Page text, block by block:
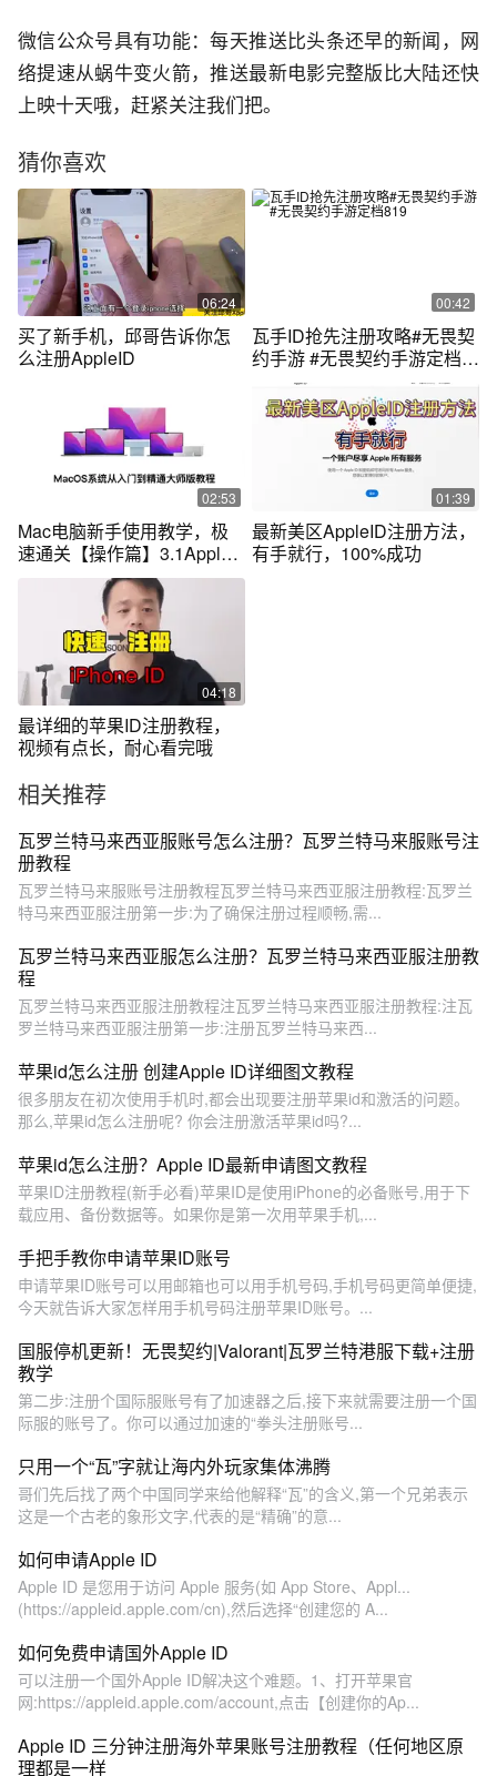
微信公众号具有功能：每天推送比头条还早的新闻，网
络提速从蜗牛变火箭，推送最新电影完整版比大陆还快
上映十天哦，赶紧关注我们把。
猜你喜欢
06:24
买了新手机，邱哥告诉你怎
么注册AppleID
00:42
瓦手ID抢先注册攻略#无畏契
约手游 #无畏契约手游定档
02:53
Mac电脑新手使用教学，极
速通关【操作篇】3.1Apple
ID注册 #电脑
01:39
最新美区AppleID注册方法，
有手就行，100%成功
04:18
最详细的苹果ID注册教程，
视频有点长，耐心看完哦
相关推荐
瓦罗兰特马来西亚服账号怎么注册？瓦罗兰特马来服账号注
册教程
瓦罗兰特马来服账号注册教程瓦罗兰特马来西亚服注册教程:瓦罗兰
特马来西亚服注册第一步:为了确保注册过程顺畅,需...
瓦罗兰特马来西亚服怎么注册？瓦罗兰特马来西亚服注册教
程
瓦罗兰特马来西亚服注册教程注瓦罗兰特马来西亚服注册教程:注瓦
罗兰特马来西亚服注册第一步:注册瓦罗兰特马来西...
苹果id怎么注册 创建Apple ID详细图文教程
很多朋友在初次使用手机时,都会出现要注册苹果id和激活的问题。
那么,苹果id怎么注册呢? 你会注册激活苹果id吗?...
苹果id怎么注册？Apple ID最新申请图文教程
苹果ID注册教程(新手必看)苹果ID是使用iPhone的必备账号,用于下
载应用、备份数据等。如果你是第一次用苹果手机,...
手把手教你申请苹果ID账号
申请苹果ID账号可以用邮箱也可以用手机号码,手机号码更简单便捷,
今天就告诉大家怎样用手机号码注册苹果ID账号。...
国服停机更新！无畏契约|Valorant|瓦罗兰特港服下载+注册
教学
第二步:注册个国际服账号有了加速器之后,接下来就需要注册一个国
际服的账号了。你可以通过加速的“拳头注册账号...
只用一个“瓦”字就让海内外玩家集体沸腾
哥们先后找了两个中国同学来给他解释“瓦”的含义,第一个兄弟表示
这是一个古老的象形文字,代表的是“精确”的意...
如何申请Apple ID
Apple ID 是您用于访问 Apple 服务(如 App Store、Appl...
(https://appleid.apple.com/cn),然后选择“创建您的 A...
如何免费申请国外Apple ID
可以注册一个国外Apple ID解决这个难题。1、打开苹果官
网:https://appleid.apple.com/account,点击【创建你的Ap...
Apple ID 三分钟注册海外苹果账号注册教程（任何地区原
理都是一样